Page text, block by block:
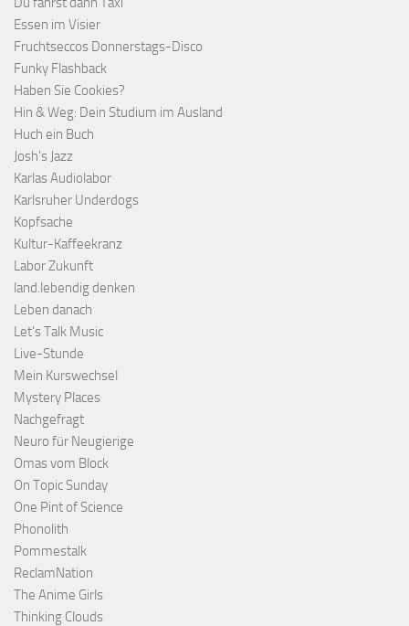
Essen im Visier
Fruchtseccos Donnerstags-Disco
Funky Flashback
Haben Sie Cookies?
Hin & Weg: Dein Studium im Ausland
Huch ein Buch
Josh's Jazz
Karlas Audiolabor
Karlsruher Underdogs
Kopfsache
Kultur-Kaffeekranz
Labor Zukunft
land.lebendig denken
Leben danach
Let's Talk Music
Live-Stunde
Mein Kurswechsel
Mystery Places
Nachgefragt
Neuro für Neugierige
Omas vom Block
On Topic Sunday
One Pint of Science
Phonolith
Pommestalk
ReclamNation
The Anime Girls
Thinking Clouds